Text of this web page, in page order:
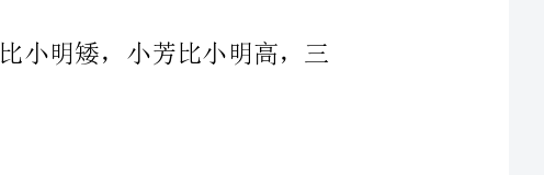
有只小兔，每只小兔吃个蘑菇，选（）蘑菇最合适？